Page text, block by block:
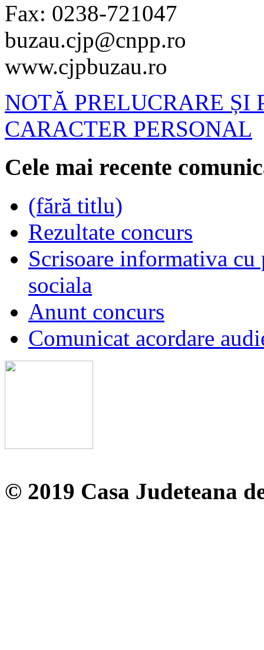
Fax: 0238-721047
buzau.cjp@cnpp.ro
www.cjpbuzau.ro
NOTĂ PRELUCRARE ȘI
CARACTER PERSONAL
Cele mai recente
(fără titlu)
Rezultate concurs
Scrisoare informativa
sociala
Anunt concurs
Comunicat acordare
© 2019 Casa Judeteana